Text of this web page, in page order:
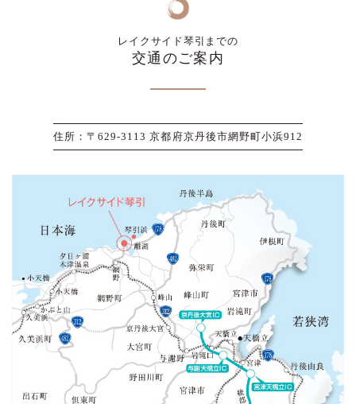
レイクサイド琴引までの
交通のご案内
住所：〒629-3113 京都府京丹後市網野町小浜912